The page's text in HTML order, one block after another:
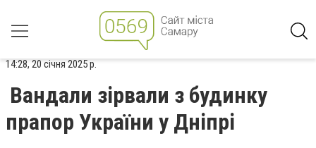
14:28, 20 січня 2025 р.
Вандали зірвали з будинку
прапор України у Дніпрі